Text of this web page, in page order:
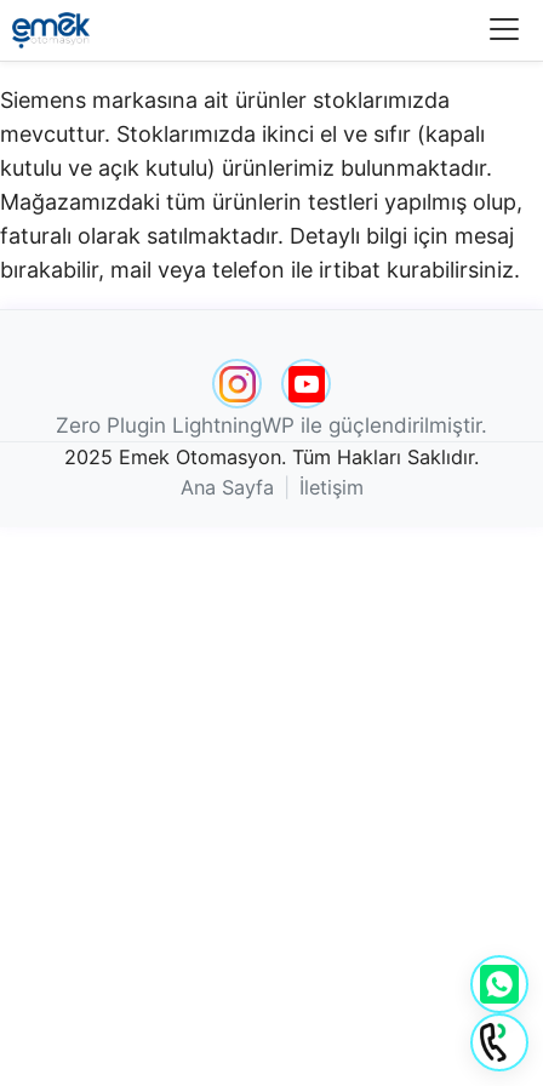
Siemens markasına ait ürünler stoklarımızda
mevcuttur. Stoklarımızda ikinci el ve sıfır (kapalı
kutulu ve açık kutulu) ürünlerimiz bulunmaktadır.​
Mağazamızdaki tüm ürünlerin testleri yapılmış olup,
faturalı olarak satılmaktadır. Detaylı bilgi için mesaj
bırakabilir, mail veya telefon ile irtibat kurabilirsiniz.
Zero Plugin LightningWP ile güçlendirilmiştir.
2025 Emek Otomasyon. Tüm Hakları Saklıdır.
Ana Sayfa
İletişim